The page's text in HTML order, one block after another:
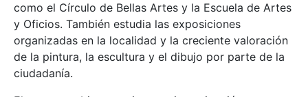
como el Círculo de Bellas Artes y la Escuela de Artes
y Oficios. También estudia las exposiciones
organizadas en la localidad y la creciente valoración
de la pintura, la escultura y el dibujo por parte de la
ciudadanía.